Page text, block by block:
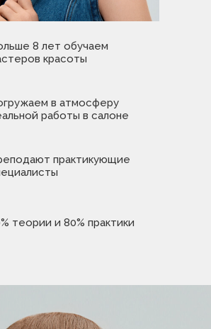
в атмосферу
работы в салоне
8 лет обучаем
красоты
практикующие
теории и 80% практики